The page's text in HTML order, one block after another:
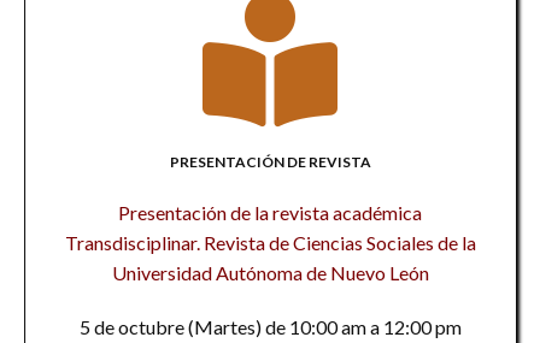
PRESENTACIÓN DE REVISTA
Presentación de la revista académica
Transdisciplinar. Revista de Ciencias Sociales de la
Universidad Autónoma de Nuevo León
5 de octubre (Martes) de 10:00 am a 12:00 pm